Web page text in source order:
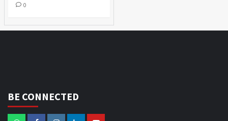
0
BE CONNECTED